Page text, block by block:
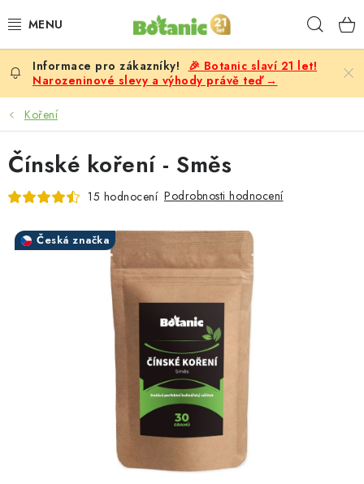
na
PREMIUM
DOPLŇKY STRAVY
CÍLE
POTRAVINY, NÁPOJE
SLEVY, AKCE
🎉 Botanic slaví 21 let!
Narozeninové slevy a výhody právě teď →
Koření
Čínské koření - Směs
15 hodnocení Podrobnosti hodnocení
Česká značka